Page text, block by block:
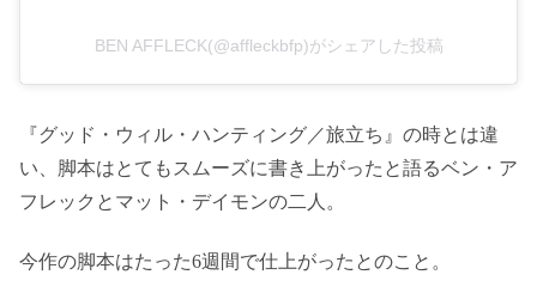
BEN AFFLECK(@affleckbfp)がシェアした投稿
『グッド・ウィル・ハンティング／旅立ち』の時とは違
い、脚本はとてもスムーズに書き上がったと語るベン・ア
フレックとマット・デイモンの二人。
今作の脚本はたった6週間で仕上がったとのこと。